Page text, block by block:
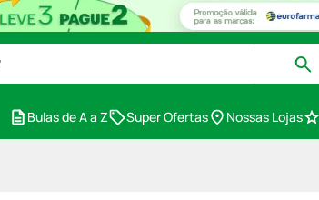
Bulas de A a Z Super Ofertas Nossas Lojas